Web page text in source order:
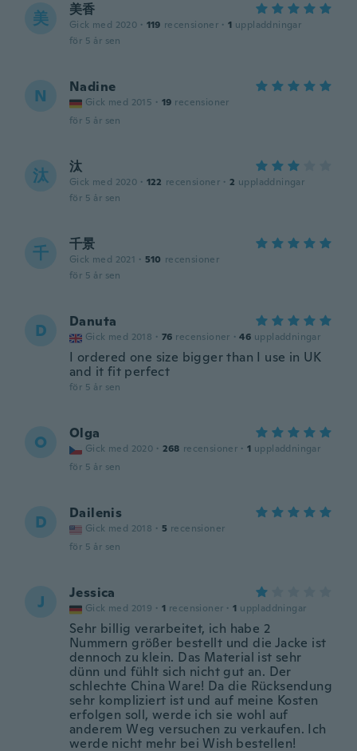
美 美香
Gick med 2020 · 119 recensioner · 1 uppladdningar
för 5 år sen
N Nadine
Gick med 2015 · 19 recensioner
för 5 år sen
汰 汰
Gick med 2020 · 122 recensioner · 2 uppladdningar
för 5 år sen
千 千景
Gick med 2021 · 510 recensioner
för 5 år sen
D Danuta
Gick med 2018 · 76 recensioner · 46 uppladdningar
I ordered one size bigger than I use in UK
and it fit perfect
för 5 år sen
O Olga
Gick med 2020 · 268 recensioner · 1 uppladdningar
för 5 år sen
D Dailenis
Gick med 2018 · 5 recensioner
för 5 år sen
J Jessica
Gick med 2019 · 1 recensioner · 1 uppladdningar
Sehr billig verarbeitet, ich habe 2
Nummern größer bestellt und die Jacke ist
dennoch zu klein. Das Material ist sehr
dünn und fühlt sich nicht gut an. Der
schlechte China Ware! Da die Rücksendung
sehr kompliziert ist und auf meine Kosten
erfolgen soll, werde ich sie wohl auf
anderem Weg versuchen zu verkaufen. Ich
werde nicht mehr bei Wish bestellen!